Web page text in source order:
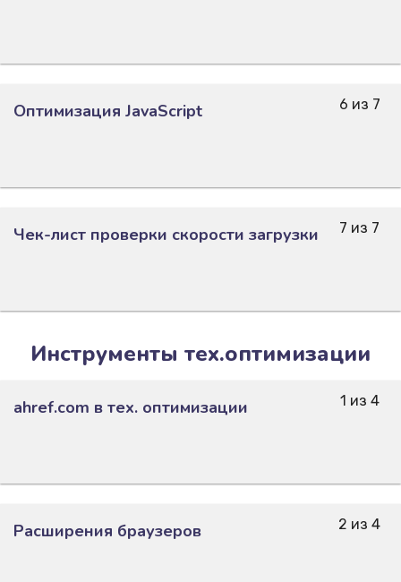
6 из 7
Оптимизация JavaScript
7 из 7
Чек-лист проверки скорости загрузки
Инструменты тех.оптимизации
1 из 4
ahref.com в тех. оптимизации
2 из 4
Расширения браузеров